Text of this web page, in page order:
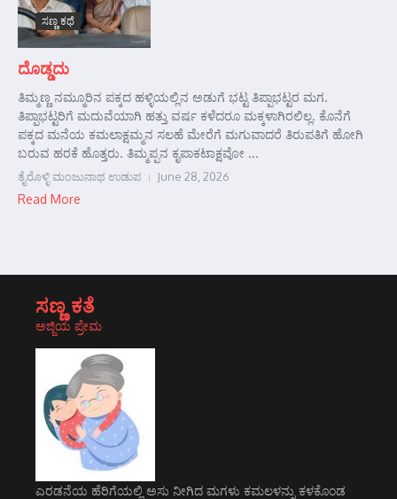
ಸಣ್ಣ ಕಥೆ
ದೊಡ್ಡದು
ತಿಮ್ಮಣ್ಣ ನಮ್ಮೂರಿನ ಪಕ್ಕದ ಹಳ್ಳಿಯಲ್ಲಿನ ಅಡುಗೆ ಭಟ್ಟ ತಿಪ್ಪಾಭಟ್ಟರ ಮಗ.
ತಿಪ್ಪಾಭಟ್ಟರಿಗೆ ಮದುವೆಯಾಗಿ ಹತ್ತು ವರ್ಷ ಕಳೆದರೂ ಮಕ್ಕಳಾಗಿರಲಿಲ್ಲ. ಕೊನೆಗೆ
ಪಕ್ಕದ ಮನೆಯ ಕಮಲಾಕ್ಷಮ್ಮನ ಸಲಹೆ ಮೇರೆಗೆ ಮಗುವಾದರೆ ತಿರುಪತಿಗೆ ಹೋಗಿ
ಬರುವ ಹರಕೆ ಹೊತ್ತರು. ತಿಮ್ಮಪ್ಪನ ಕೃಪಾಕಟಾಕ್ಷವೋ ...
ತೈರೊಳ್ಳಿ ಮಂಜುನಾಥ ಉಡುಪ June 28, 2026
Read More
ಸಣ್ಣ ಕತೆ
ಅಜ್ಜಿಯ ಪ್ರೇಮ
ಎರಡನೆಯ ಹೆರಿಗೆಯಲ್ಲಿ ಅಸು ನೀಗಿದ ಮಗಳು ಕಮಲಳನ್ನು ಕಳಕೊಂಡ